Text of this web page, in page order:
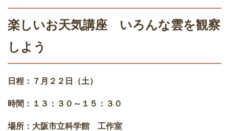
楽しいお天気講座 いろんな雲を観察
しよう
日程：７月２２日（土）
時間：１３：３０～１５：３０
場所：大阪市立科学館 工作室